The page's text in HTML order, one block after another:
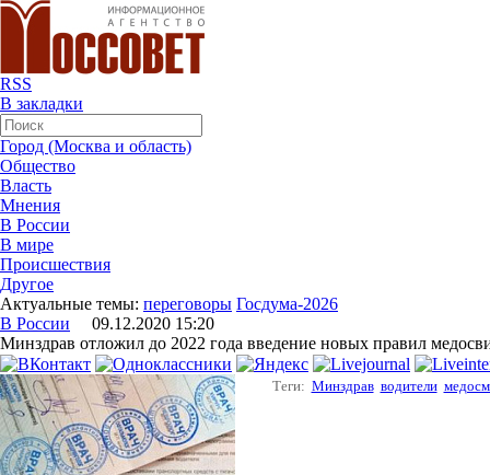
RSS
В закладки
Город (Москва и область)
Общество
Власть
Мнения
В России
В мире
Происшествия
Другое
Актуальные темы: переговоры Госдума-2026
В России 09.12.2020 15:20
Минздрав отложил до 2022 года введение новых правил
Теги: Минздрав водители